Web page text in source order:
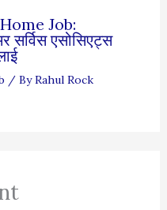
Job:
एसोसिएट्स
/ ByRahul Rock